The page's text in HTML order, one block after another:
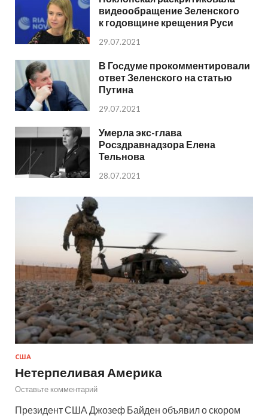
видеообращение Зеленского
к годовщине крещения Руси
29.07.2021
В Госдуме прокомментировали
ответ Зеленского на статью
Путина
29.07.2021
Умерла экс-глава
Росздравнадзора Елена
Тельнова
28.07.2021
США
Нетерпеливая Америка
Оставьте комментарий
Президент США Джозеф Байден объявил о скором